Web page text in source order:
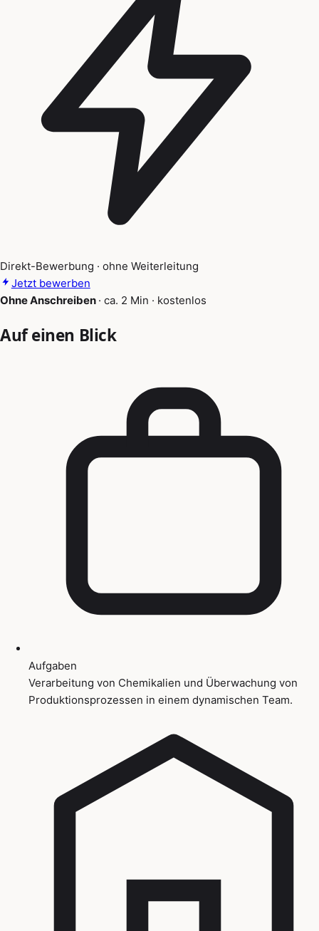
Direkt-Bewerbung · ohne Weiterleitung
Jetzt bewerben
Ohne Anschreiben · ca. 2 Min · kostenlos
Auf einen Blick
Aufgaben
Verarbeitung von Chemikalien und Überwachung von
Produktionsprozessen in einem dynamischen Team.